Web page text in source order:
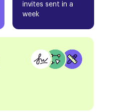
invites sent in a
week